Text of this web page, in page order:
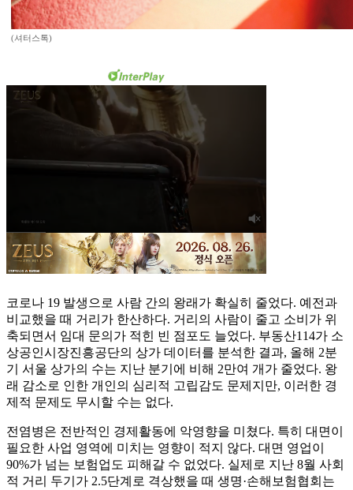
(셔터스톡)
코로나 19 발생으로 사람 간의 왕래가 확실히 줄었다. 예전과
비교했을 때 거리가 한산하다. 거리의 사람이 줄고 소비가 위
축되면서 임대 문의가 적힌 빈 점포도 늘었다. 부동산114가 소
상공인시장진흥공단의 상가 데이터를 분석한 결과, 올해 2분
기 서울 상가의 수는 지난 분기에 비해 2만여 개가 줄었다. 왕
래 감소로 인한 개인의 심리적 고립감도 문제지만, 이러한 경
제적 문제도 무시할 수는 없다.
전염병은 전반적인 경제활동에 악영향을 미쳤다. 특히 대면이
필요한 사업 영역에 미치는 영향이 적지 않다. 대면 영업이
90%가 넘는 보험업도 피해갈 수 없었다. 실제로 지난 8월 사회
적 거리 두기가 2.5단계로 격상했을 때 생명·손해보험협회는